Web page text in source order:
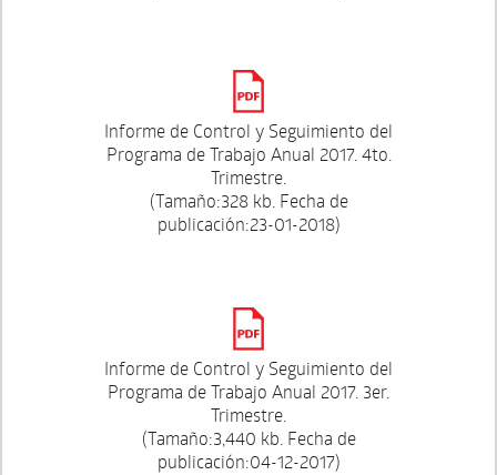
Informe de Control y Seguimiento del
Programa de Trabajo Anual 2017. 4to.
Trimestre.
(Tamaño:328 kb. Fecha de
publicación:23-01-2018)
Informe de Control y Seguimiento del
Programa de Trabajo Anual 2017. 3er.
Trimestre.
(Tamaño:3,440 kb. Fecha de
publicación:04-12-2017)